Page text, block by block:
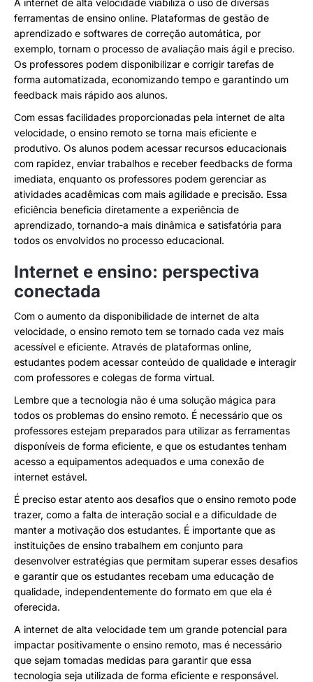
A internet de alta velocidade viabiliza o uso de diversas
ferramentas de ensino online. Plataformas de gestão de
aprendizado e softwares de correção automática, por
exemplo, tornam o processo de avaliação mais ágil e preciso.
Os professores podem disponibilizar e corrigir tarefas de
forma automatizada, economizando tempo e garantindo um
feedback mais rápido aos alunos.
Com essas facilidades proporcionadas pela internet de alta
velocidade, o ensino remoto se torna mais eficiente e
produtivo. Os alunos podem acessar recursos educacionais
com rapidez, enviar trabalhos e receber feedbacks de forma
imediata, enquanto os professores podem gerenciar as
atividades acadêmicas com mais agilidade e precisão. Essa
eficiência beneficia diretamente a experiência de
aprendizado, tornando-a mais dinâmica e satisfatória para
todos os envolvidos no processo educacional.
Internet e ensino: perspectiva
conectada
Com o aumento da disponibilidade de internet de alta
velocidade, o ensino remoto tem se tornado cada vez mais
acessível e eficiente. Através de plataformas online,
estudantes podem acessar conteúdo de qualidade e interagir
com professores e colegas de forma virtual.
Lembre que a tecnologia não é uma solução mágica para
todos os problemas do ensino remoto. É necessário que os
professores estejam preparados para utilizar as ferramentas
disponíveis de forma eficiente, e que os estudantes tenham
acesso a equipamentos adequados e uma conexão de
internet estável.
É preciso estar atento aos desafios que o ensino remoto pode
trazer, como a falta de interação social e a dificuldade de
manter a motivação dos estudantes. É importante que as
instituições de ensino trabalhem em conjunto para
desenvolver estratégias que permitam superar esses desafios
e garantir que os estudantes recebam uma educação de
qualidade, independentemente do formato em que ela é
oferecida.
A internet de alta velocidade tem um grande potencial para
impactar positivamente o ensino remoto, mas é necessário
que sejam tomadas medidas para garantir que essa
tecnologia seja utilizada de forma eficiente e responsável.